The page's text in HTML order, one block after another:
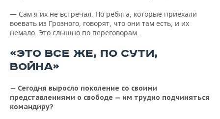
— Сам я их не встречал. Но ребята, которые приехали
воевать из Грозного, говорят, что они там есть, и их
немало. Это слышно по переговорам.
«ЭТО ВСЕ ЖЕ, ПО СУТИ,
ВОЙНА»
— Сегодня выросло поколение со своими
представлениями о свободе — им трудно подчиняться
командиру?